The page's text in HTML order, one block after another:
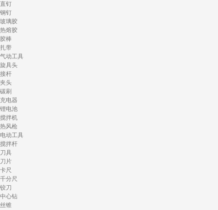
直钉
钢钉
玻璃胶
热熔胶
胶棒
扎带
气动工具
旋具头
接杆
夹头
碳刷
充电器
锂电池
搅拌机
热风枪
电动工具
搅拌杆
刀具
刀片
卡尺
千分尺
铰刀
中心钻
丝锥